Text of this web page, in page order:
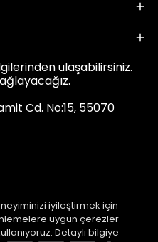
iyileştirmek için
uygun çerezler
Detaylı bilgiye
ulaşabilirsiniz.
Cd. No:15, 55070